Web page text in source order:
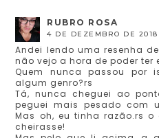
RUBRO ROSA
4 DE DEZEMBRO DE 2018
Andei lendo uma resenha
não vejo a hora de poder ter
Quem nunca passou por
algum genro?rs
Tá, nunca cheguei ao
peguei mais pesado com
Mas oh, eu tinha razão.rs
cheirasse!